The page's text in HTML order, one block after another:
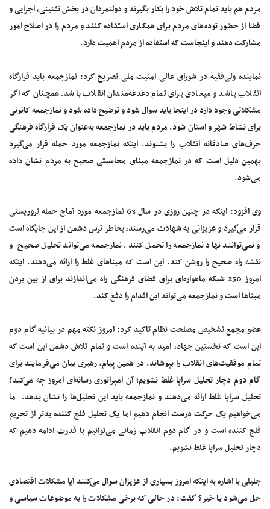
مردم هم باید تمام تلاش خود را بکار بگیرند و دولتمردان در بخش تقنینی، اجرایی و
قضا از حضور توده‌های مردم برای همکاری استفاده کنند و مردم را در اصلاح امور
مشارکت دهند و اینجاست که استفاده از مردم اهمیت دارد.
نماینده ولی‌فقیه در شورای عالی امنیت ملی تصریح کرد: نمازجمعه باید قرارگاه
انقلاب باشد و میعادی برای تمام دغدغه‌مندان انقلاب باشد. همچنان که اگر
مشکلاتی وجود دارد در اینجا باید سوال شود و توضیح داده شود و نمازجمعه کانونی
برای نشاط شهر و استان شود. مردم باید در نمازجمعه به‌عنوان یک قرارگاه فرهنگی
حرف‌های صادقانه انقلاب را بشنوند. اینکه نمازجمعه مورد حمله قرار می‌گیرد
بهمین دلیل است که در نمازجمعه مبنای محاسبتی صحیح به مردم نشان داده
می‌شود.
وی افزود: اینکه در چنین روزی در سال 63 نمازجمعه مورد آماج حمله تروریستی
قرار می‌گیرد و عزیزانی به شهادت می‌رسند، بخاطر ترس دشمن از این جایگاه است
و نمی‌توانند نهاد نمازجمعه را تحمل کنند. نمازجمعه می‌تواند تحلیل صحیح و
نقشه راه صحیح را روشن کند. این است که مبناهای غلط را ارائه می‌دهند. اینکه
امروز 250 شبکه ماهواره‌ای برای فضای فرهنگی راه می‌اندازند برای از بین بردن
مبناها است و نمازجمعه می‌تواند این اقدام را دفع کند.
عضو مجمع تشخیص مصلحت نظام تاکید کرد: امروز نکته مهم در بیانیه گام دوم
این است که نخستین جهاد، امید به آینده است و تمام تلاش دشمن این است که
تمام موفقیت‌های انقلاب را بپوشاند. در همین پیام، رهبری بیان می‌فرمایند برای
گام دوم دچار تحلیل سراپا غلط نشویم؛ آن امپراتوری رسانه‌ای امروز چه می‌کند؟
تحلیل سراپا غلط ارائه می‌دهند و نمازجمعه باید این تحلیل‌ها را نشان بدهد. ما
می‌خواهیم یک حرکت درست انجام دهیم اما یک تحلیل فلج کننده بدتر از تحریم
فلج کننده است و در گام دوم انقلاب زمانی می‌توانیم با قدرت ادامه دهیم که
دچار تحلیل سراپا غلط نشویم.
جلیلی با اشاره به اینکه امروز بسیاری از عزیزان سوال می‌کنند آیا مشکلات اقتصادی
حل می‌شود یا خیر؟ گفت: در حالی که برخی مشکلات را به موضوعات سیاسی و